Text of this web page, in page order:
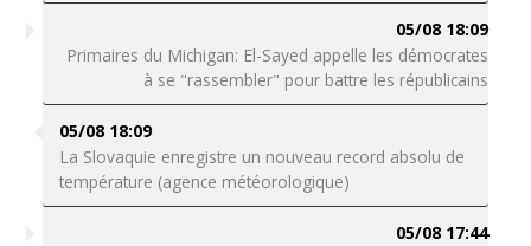
05/08 18:09
Primaires du Michigan: El-Sayed appelle les démocrates
à se "rassembler" pour battre les républicains
05/08 18:09
La Slovaquie enregistre un nouveau record absolu de
température (agence météorologique)
05/08 17:44